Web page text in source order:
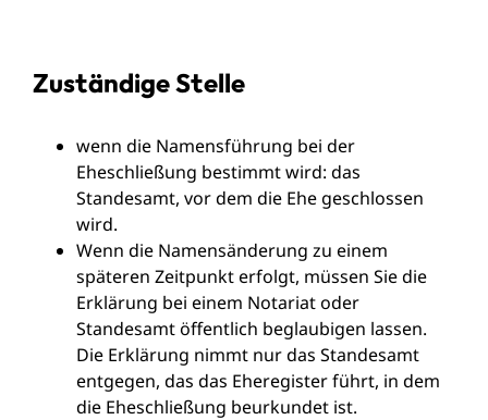
Zuständige Stelle
wenn die Namensführung bei der
Eheschließung bestimmt wird: das
Standesamt, vor dem die Ehe geschlossen
wird.
Wenn die Namensänderung zu einem
späteren Zeitpunkt erfolgt, müssen Sie die
Erklärung bei einem Notariat oder
Standesamt öffentlich beglaubigen lassen.
Die Erklärung nimmt nur das Standesamt
entgegen, das das Eheregister führt, in dem
die Eheschließung beurkundet ist.